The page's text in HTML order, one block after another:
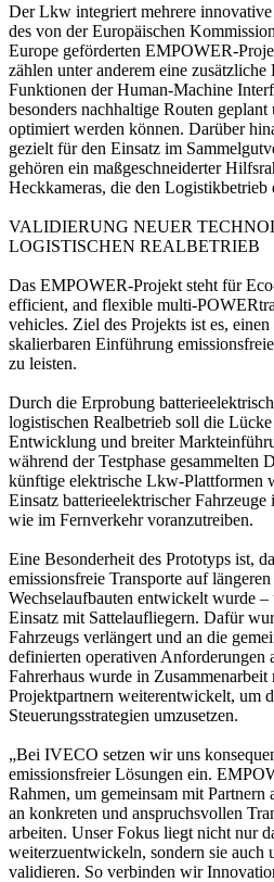
Der Lkw integriert mehrere
des von der Europäischen
Europe geförderten EMPOWER-
zählen unter anderem eine
Funktionen der Human-Machine
besonders nachhaltige Routen
optimiert werden können. Darüber
gezielt für den Einsatz im
gehören ein maßgeschneiderter
Heckkameras, die den Logistikbetrieb
VALIDIERUNG NEUER
LOGISTISCHEN REALBETRIEB
Das EMPOWER-Projekt steht für
efficient, and flexible multi-
vehicles. Ziel des Projekts ist es,
skalierbaren Einführung
zu leisten.
Durch die Erprobung
logistischen Realbetrieb soll die
Entwicklung und breiter
während der Testphase gesammelten
künftige elektrische Lkw-Plattformen
Einsatz batterieelektrischer
wie im Fernverkehr voranzutreiben.
Eine Besonderheit des Prototyps ist,
emissionsfreie Transporte auf
Wechselaufbauten entwickelt wurde
Einsatz mit Sattelaufliegern. Dafür
Fahrzeugs verlängert und an die
definierten operativen Anforderungen
Fahrerhaus wurde in
Projektpartnern weiterentwickelt, um
Steuerungsstrategien umzusetzen.
„Bei IVECO setzen wir uns
emissionsfreier Lösungen ein.
Rahmen, um gemeinsam mit Partnern
an konkreten und anspruchsvollen
arbeiten. Unser Fokus liegt nicht nur
weiterzuentwickeln, sondern sie auch
validieren. So verbinden wir